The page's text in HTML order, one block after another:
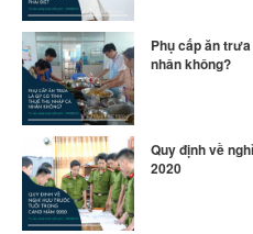
Phụ cấp ăn
nhân không?
Quy định về
2020